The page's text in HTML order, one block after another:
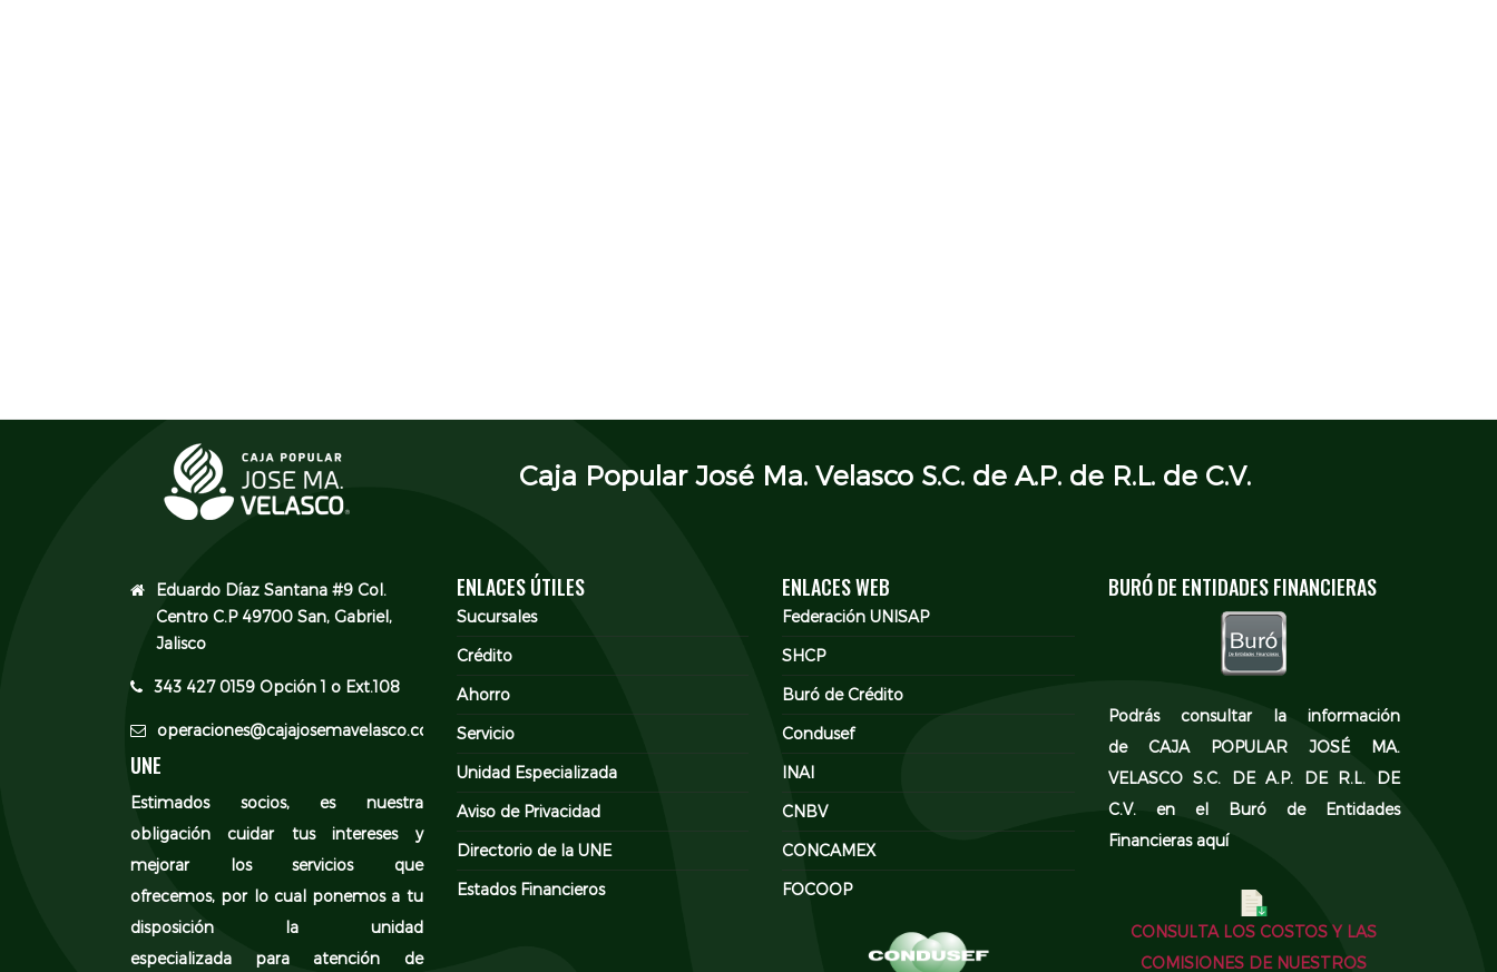
Caja Popular José Ma. Velasco S.C. de A.P. de R.L. de C.V.
Eduardo Díaz Santana #9 Col.
Centro C.P 49700 San, Gabriel,
Jalisco
343 427 0159 Opción 1 o Ext.108
operaciones@cajajosemavelasco.com
UNE
Estimados socios, es nuestra
obligación cuidar tus intereses y
mejorar los servicios que
ofrecemos, por lo cual ponemos a tu
disposición la unidad
especializada para atención de
ENLACES ÚTILES
Sucursales
Crédito
Ahorro
Servicio
Unidad Especializada
Aviso de Privacidad
Directorio de la UNE
Estados Financieros
ENLACES WEB
Federación UNISAP
SHCP
Buró de Crédito
Condusef
INAI
CNBV
CONCAMEX
FOCOOP
BURÓ DE ENTIDADES FINANCIERAS
Podrás consultar la información
de CAJA POPULAR JOSÉ MA.
VELASCO S.C. DE A.P. DE R.L. DE
C.V. en el
Buró de Entidades
Financieras aquí
CONSULTA LOS COSTOS Y LAS
COMISIONES DE NUESTROS